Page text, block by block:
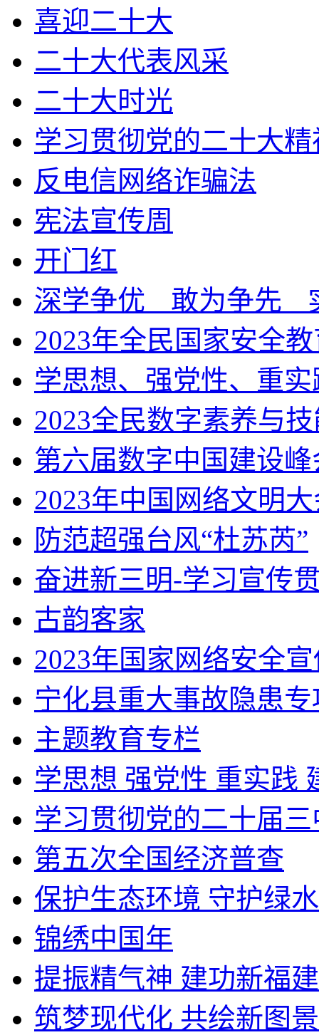
喜迎二十大
二十大代表风采
二十大时光
学习贯彻党的二十大精
反电信网络诈骗法
宪法宣传周
开门红
深学争优ㅤ敢为争先ㅤ
2023年全民国家安全
学思想、强党性、重
2023全民数字素养与
第六届数字中国建设峰
2023年中国网络文明
防范超强台风“杜苏芮”
奋进新三明-学习宣传
古韵客家
2023年国家网络安全
宁化县重大事故隐患
主题教育专栏
学思想 强党性 重实践
学习贯彻党的二十届
第五次全国经济普查
保护生态环境 守护绿
锦绣中国年
提振精气神 建功新福建
筑梦现代化 共绘新图景